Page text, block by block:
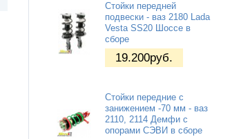
Стойки передней
подвески - ваз 2180 Lada
Vesta SS20 Шоссе в
сборе
19.200руб.
Стойки передние с
занижением -70 мм - ваз
2110, 2114 Демфи с
опорами СЭВИ в сборе